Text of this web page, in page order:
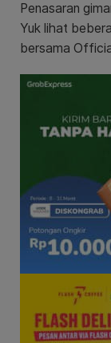
Penasaran
Yuk lihat
bersama